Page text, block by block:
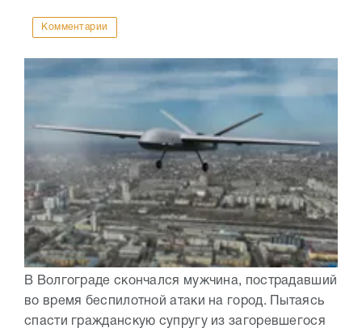
Комментарии
В Волгограде скончался мужчина, пострадавший
во время беспилотной атаки на город. Пытаясь
спасти гражданскую супругу из загоревшегося